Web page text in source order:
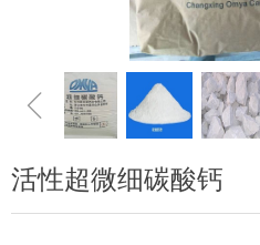
ꁆ
活性超微细碳酸钙